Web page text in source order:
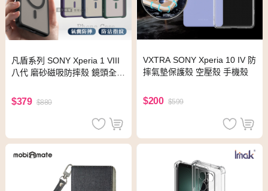
凡盾系列 SONY Xperia 1 VIII
八代 磨砂磁吸防摔殼 鏡頭全包
$379 $880
VXTRA SONY Xperia 10 IV 防
摔氣墊保護殼 空壓殼 手機殼
$200 $599